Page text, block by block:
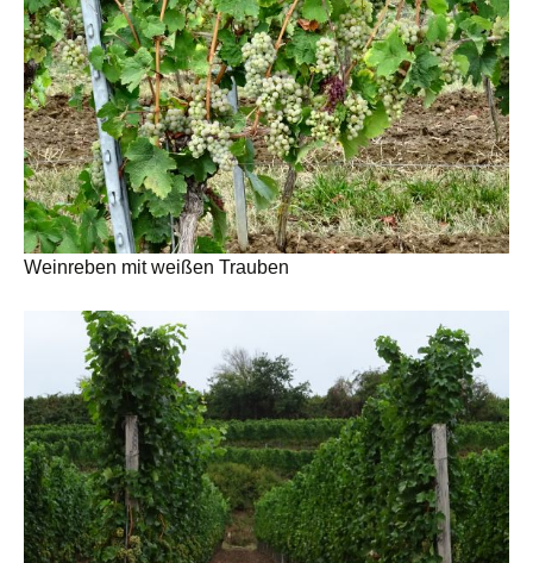
Weinreben mit weißen Trauben